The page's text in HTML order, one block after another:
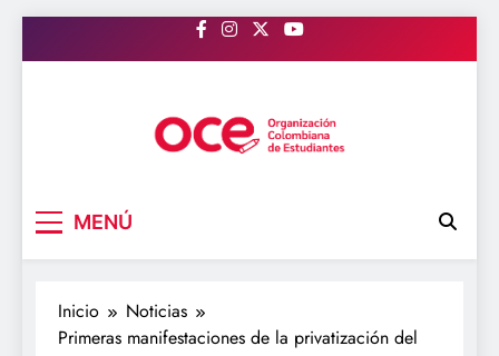
al
MENÚ
Inicio
Noticias
Primeras manifestaciones de la privatización del